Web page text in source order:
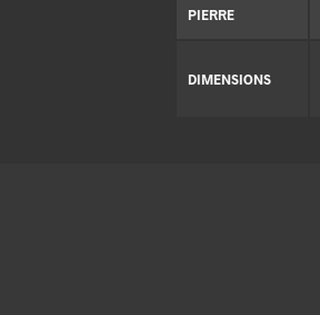
PIERRE
DIMENSIONS